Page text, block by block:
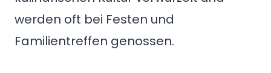
werden oft bei Festen und
Familientreffen genossen.